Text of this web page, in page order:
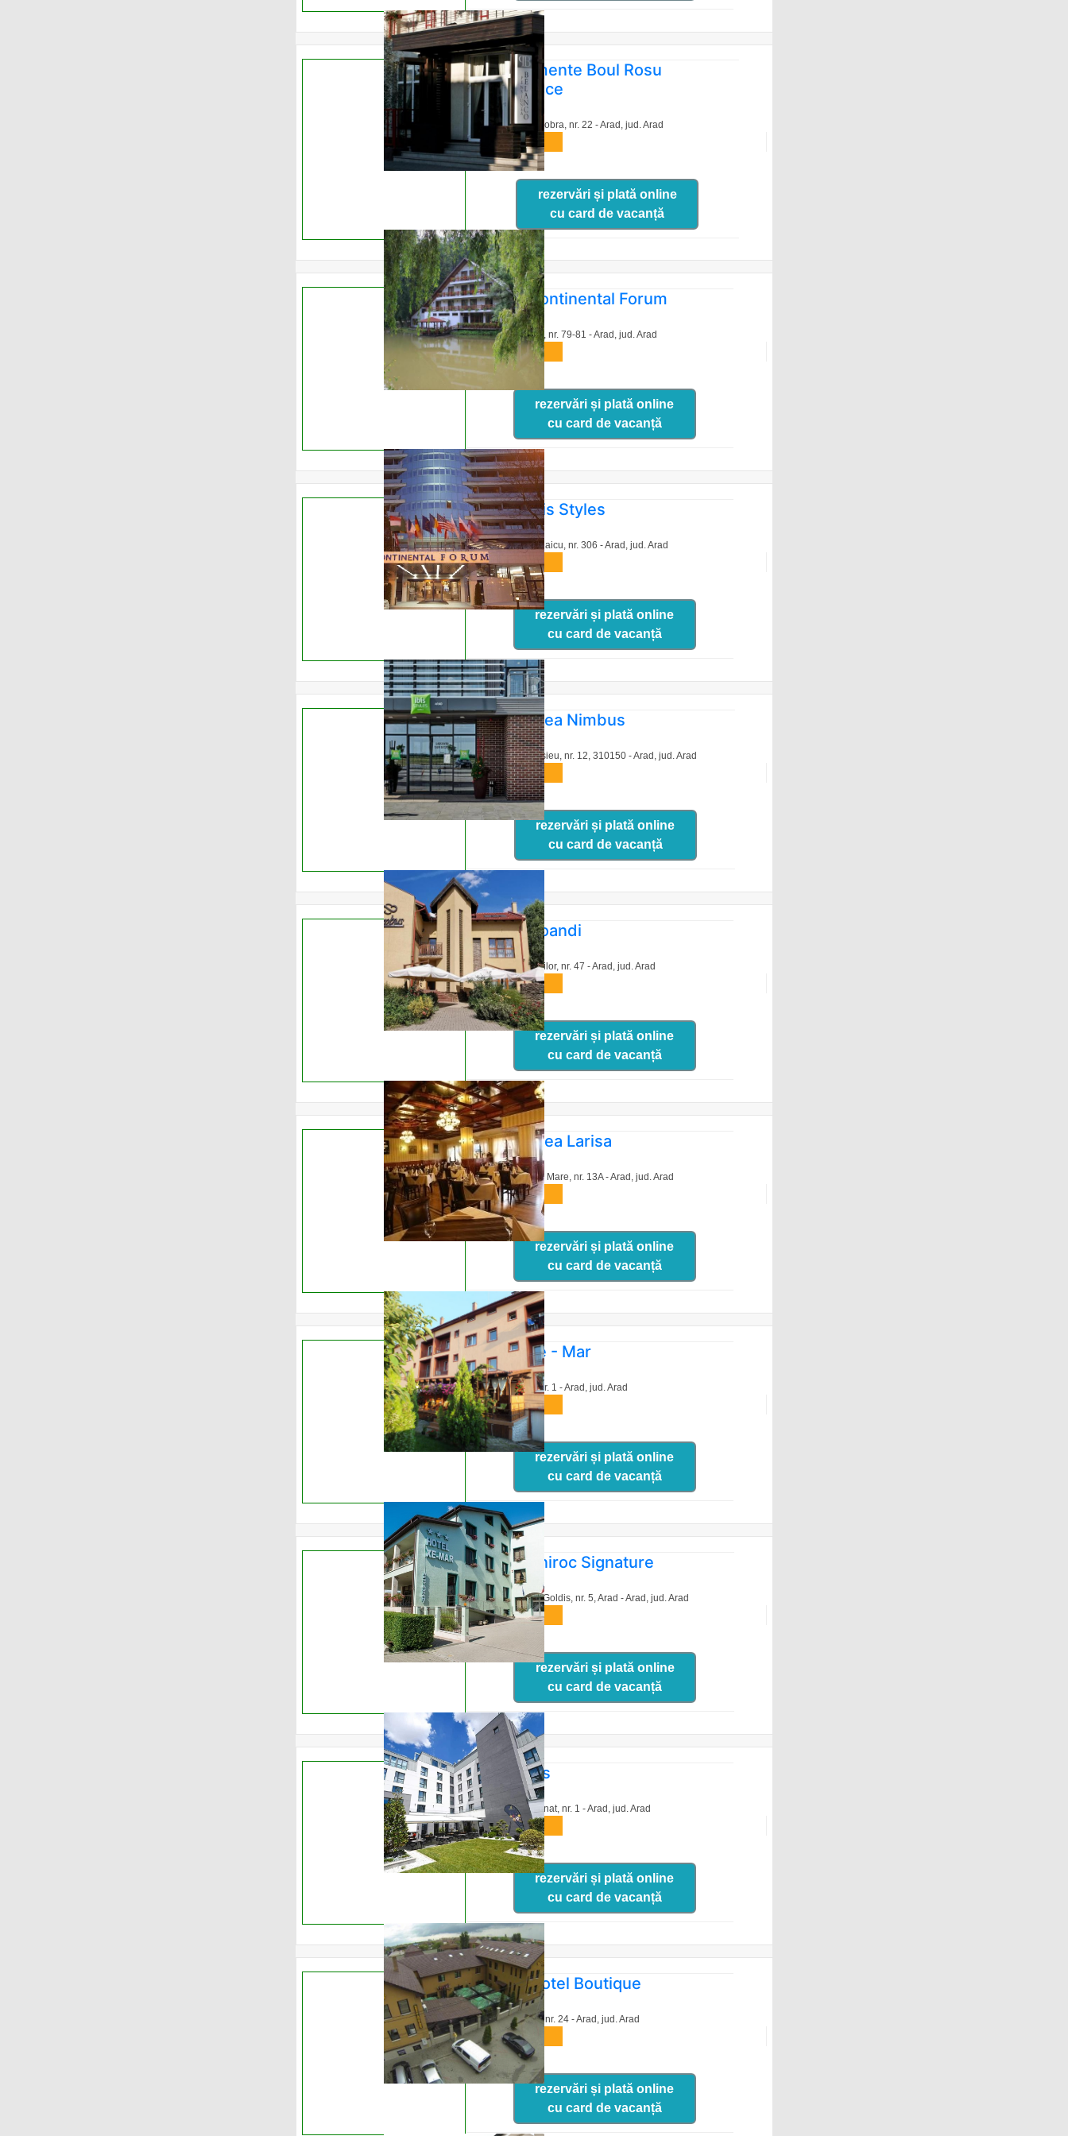
Apartamente Boul Rosu
Residence
Str. Tribunul Dobra, nr. 22 - Arad, jud. Arad
harta
rezervări și plată online
cu card de vacanță
Hotel Continental Forum
Bd. Revolutiei, nr. 79-81 - Arad, jud. Arad
harta
rezervări și plată online
cu card de vacanță
Hotel Ibis Styles
Calea Aurel Vlaicu, nr. 306 - Arad, jud. Arad
harta
rezervări și plată online
cu card de vacanță
Pensiunea Nimbus
Str. Iustin Marsieu, nr. 12, 310150 - Arad, jud. Arad
harta
rezervări și plată online
cu card de vacanță
Hotel Coandi
Calea Romanilor, nr. 47 - Arad, jud. Arad
harta
rezervări și plată online
cu card de vacanță
Pensiunea Larisa
Str. Stefan Cel Mare, nr. 13A - Arad, jud. Arad
harta
rezervări și plată online
cu card de vacanță
Hotel Xe - Mar
Piata Eroilor nr. 1 - Arad, jud. Arad
harta
rezervări și plată online
cu card de vacanță
Hotel Aniroc Signature
Strada Vasile Goldis, nr. 5, Arad - Arad, jud. Arad
harta
rezervări și plată online
cu card de vacanță
Hotel Iris
Str. Capitan Ignat, nr. 1 - Arad, jud. Arad
harta
rezervări și plată online
cu card de vacanță
Grant Hotel Boutique
Str. Fulgerului nr. 24 - Arad, jud. Arad
harta
rezervări și plată online
cu card de vacanță